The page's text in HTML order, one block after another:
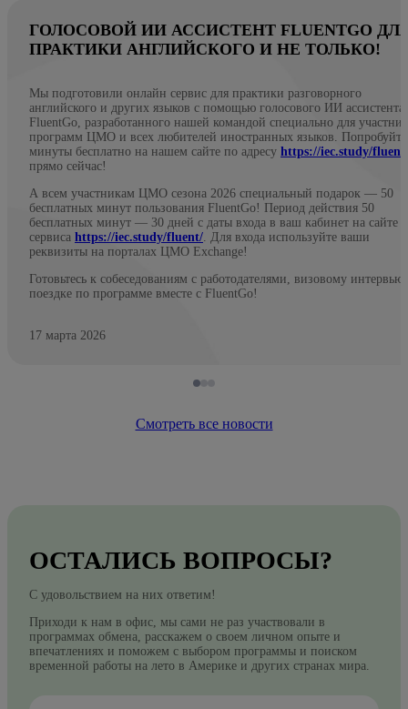
ГОЛОСОВОЙ ИИ АССИСТЕНТ FLUENTGO
ПРАКТИКИ АНГЛИЙСКОГО И НЕ ТОЛЬКО!
Мы подготовили онлайн сервис для практики разговорного
английского и других языков с помощью голосового ИИ ассистента
FluentGo, разработанного нашей командой специально для
программ ЦМО и всех любителей иностранных языков.
минуты бесплатно на нашем сайте по адресу https://iec.study/fluent/
прямо сейчас!
А всем участникам ЦМО сезона 2026 специальный подарок — 50
бесплатных минут пользования FluentGo! Период действия 50
бесплатных минут — 30 дней с даты входа в ваш кабинет на сайте
сервиса https://iec.study/fluent/. Для входа используйте ваши
реквизиты на порталах ЦМО Exchange!
Готовьтесь к собеседованиям с работодателями, визовому интервью
поездке по программе вместе с FluentGo!
17 марта 2026
Смотреть все новости
ОСТАЛИСЬ ВОПРОСЫ?
С удовольствием на них ответим!
Приходи к нам в офис, мы сами не раз участвовали в
программах обмена, расскажем о своем личном опыте и
впечатлениях и поможем с выбором программы и поиском
временной работы на лето в Америке и других странах мира.